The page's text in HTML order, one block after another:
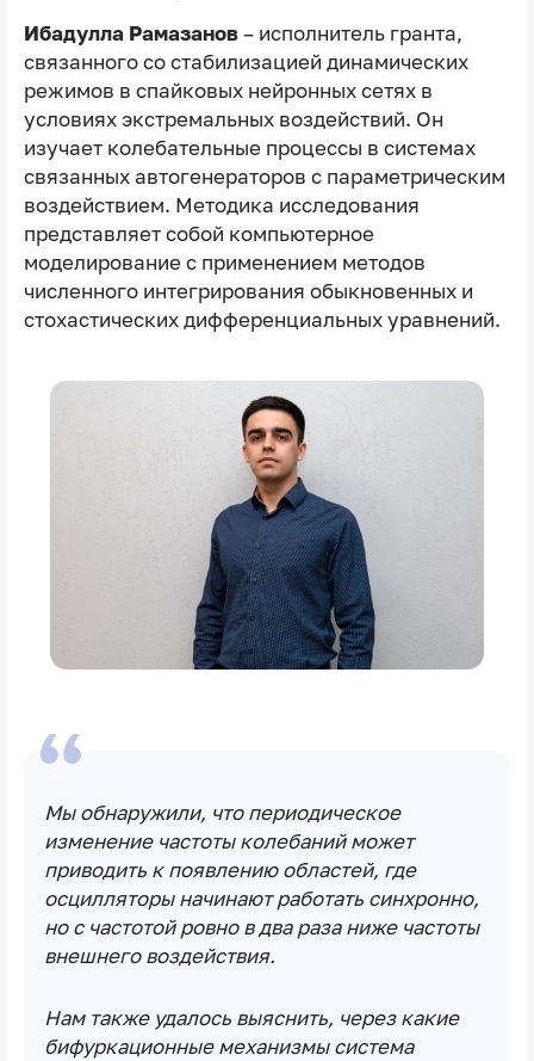
Ибадулла Рамазанов– исполнитель гранта,
связанного со стабилизацией динамических
режимов в спайковых нейронных сетях в
условиях экстремальных воздействий. Он
изучает колебательные процессы в системах
связанных автогенераторов с параметрическим
воздействием. Методика исследования
представляет собой компьютерное
моделирование с применением методов
численного интегрирования обыкновенных и
стохастических дифференциальных уравнений.
Мы обнаружили, что периодическое
изменение частоты колебаний может
приводить к появлению областей, где
осцилляторы начинают работать синхронно,
но с частотой ровно в два раза ниже частоты
внешнего воздействия.
Нам также удалось выяснить, через какие
бифуркационные механизмы система